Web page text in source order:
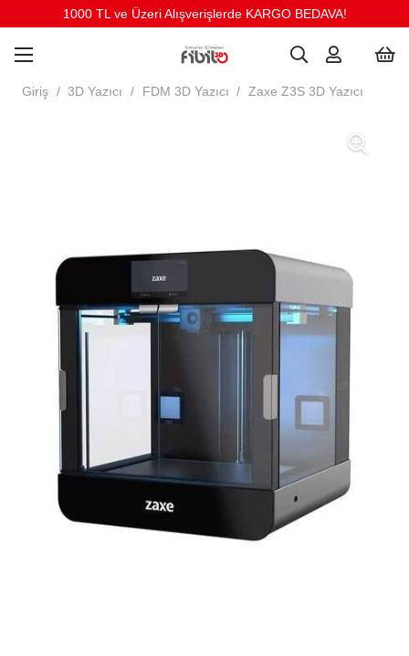
1000 TL ve Üzeri Alışverişlerde KARGO BEDAVA!
Giriş / 3D Yazıcı / FDM 3D Yazıcı / Zaxe Z3S 3D Yazıcı